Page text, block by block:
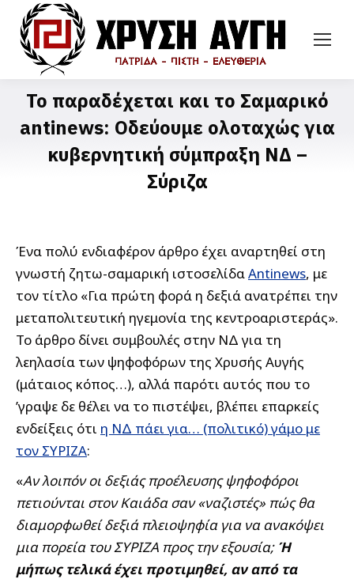
Το παραδέχεται και το Σαμαρικό
antinews: Οδεύουμε ολοταχώς για
κυβερνητική σύμπραξη ΝΔ –
Σύριζα
Ένα πολύ ενδιαφέρον άρθρο έχει αναρτηθεί στη
γνωστή ζητω-σαμαρική ιστοσελίδαAntinews, με
τον τίτλο «Για πρώτη φορά η δεξιά ανατρέπει την
μεταπολιτευτική ηγεμονία της κεντροαριστεράς».
Το άρθρο δίνει συμβουλές στην ΝΔ για τη
λεηλασία των ψηφοφόρων της Χρυσής Αυγής
(μάταιος κόπος…), αλλά παρότι αυτός που το
’γραψε δε θέλει να το πιστέψει, βλέπει επαρκείς
ενδείξεις ότι η ΝΔ πάει για… (πολιτικό) γάμο με
τον ΣΥΡΙΖΑ:
«Αν λοιπόν οι δεξιάς προέλευσης ψηφοφόροι
πετιούνται στον Καιάδα σαν «ναζιστές» πώς θα
διαμορφωθεί δεξιά πλειοψηφία για να ανακόψει
μια πορεία του ΣΥΡΙΖΑ προς την εξουσία;Ή
μήπως τελικά έχει προτιμηθεί, αν από τα